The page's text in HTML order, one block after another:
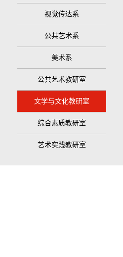
视觉传达系
公共艺术系
美术系
公共艺术教研室
文学与文化教研室
综合素质教研室
艺术实践教研室